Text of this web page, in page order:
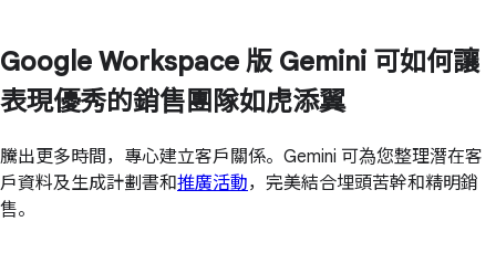
Google Workspace 版 Gemini 可如何讓
表現優秀的銷售團隊如虎添翼
騰出更多時間，專心建立客戶關係。Gemini 可為您整理潛在客
戶資料及生成計劃書和推廣活動，完美結合埋頭苦幹和精明銷
售。